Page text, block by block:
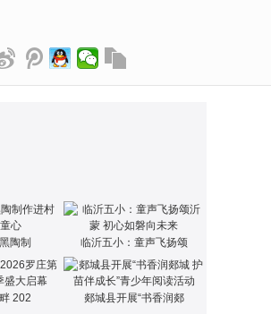
陶制 临沂五小：童声飞扬颂
202 郯城县开展“书香润郯